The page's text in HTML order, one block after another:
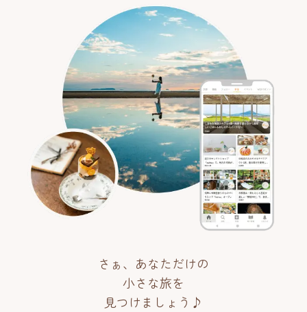
さぁ、あなただけの
小さな旅を
見つけましょう♪